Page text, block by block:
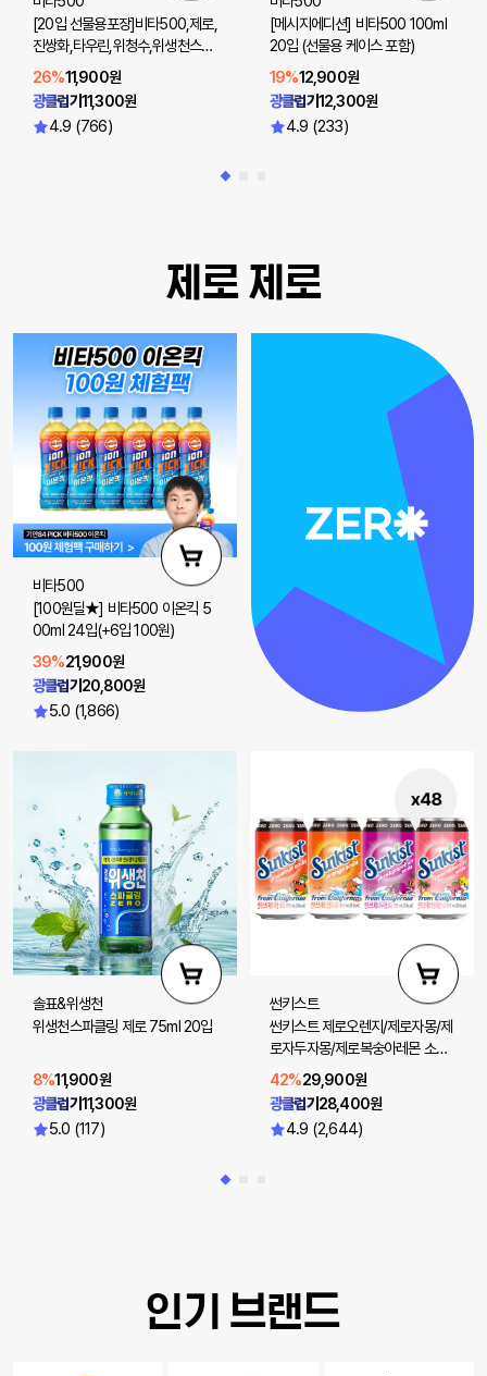
[20입 선물용포장]비타500,제로,
진쌍화,타우린,위청수,위생천스파
클링제로 20입
26%11,900원
광클럽가11,300원
4.9 (766)
[메시지에디션] 비타500 100ml
20입 (선물용 케이스 포함)
19%12,900원
광클럽가12,300원
4.9 (233)
제로 제로
비타500
[100원딜★] 비타500 이온킥 5
00ml 24입(+6입 100원)
39%21,900원
광클럽가20,800원
5.0 (1,866)
솔표&위생천
위생천스파클링 제로 75ml 20입
8%11,900원
광클럽가11,300원
5.0 (117)
썬키스트
썬키스트 제로오렌지/제로자몽/제
로자두자몽/제로복숭아레몬 소다
355ml 48입(선택 2)
42%29,900원
광클럽가28,400원
4.9 (2,644)
인기 브랜드